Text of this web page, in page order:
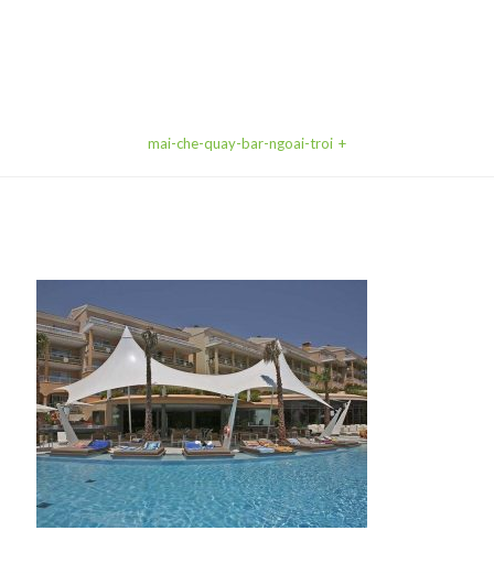
mai-che-quay-bar-ngoai-troi